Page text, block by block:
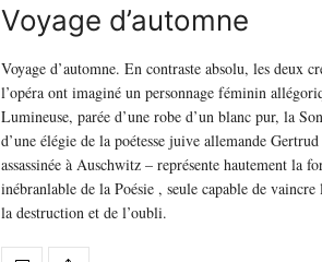
Voyage d’automne
Voyage d’automne. En contraste absolu, les deux
l’opéra ont imaginé un personnage féminin
Lumineuse, parée d’une robe d’un blanc pur, la
d’une élégie de la poétesse juive allemande
assassinée à Auschwitz – représente hautement la
inébranlable de la Poésie , seule capable de vaincre
la destruction et de l’oubli.